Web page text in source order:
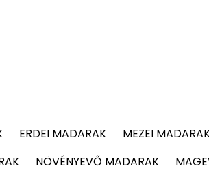
ERDEI MADARAK MEZEI
NÖVÉNYEVŐ MADARAK